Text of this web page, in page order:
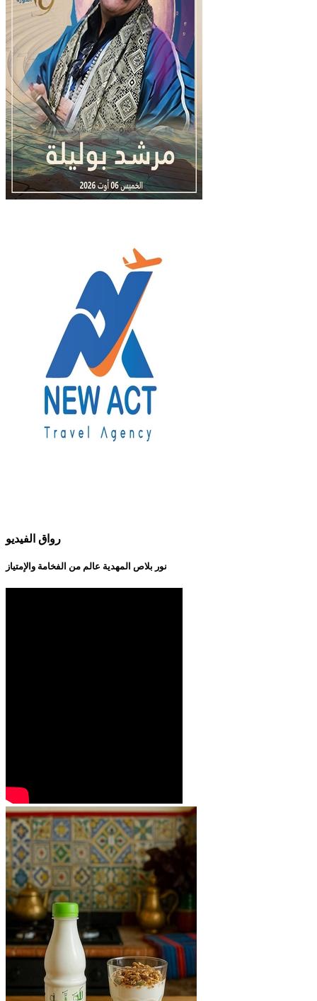
رواق الفيديو
نور بلاص المهدية عالم من الفخامة والإمتياز